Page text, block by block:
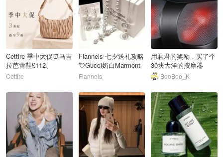
Cettire 季中大促⏰马吉
拉芭蕾鞋£112、
MiuMiu墨镜£194
Cettire
Flannels 七夕送礼攻略
💘Gucci奶白Marmont
链条包£719
Flannels
用君君的奖励，买了个
30块大洋的按摩器
BooBoo_K
80 81